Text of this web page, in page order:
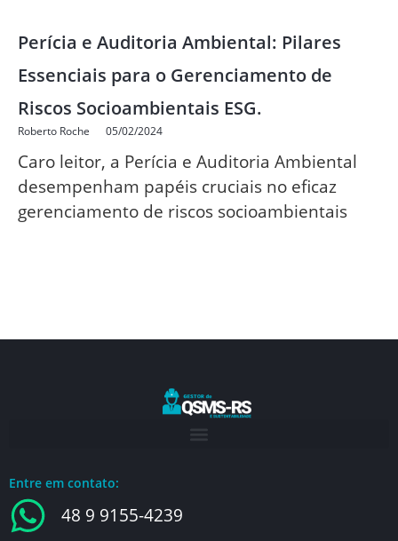
Perícia e Auditoria Ambiental: Pilares
Essenciais para o Gerenciamento de
Riscos Socioambientais ESG.
Roberto Roche 05/02/2024
Caro leitor, a Perícia e Auditoria Ambiental
desempenham papéis cruciais no eficaz
gerenciamento de riscos socioambientais
Entre em contato:
48 9 9155-4239